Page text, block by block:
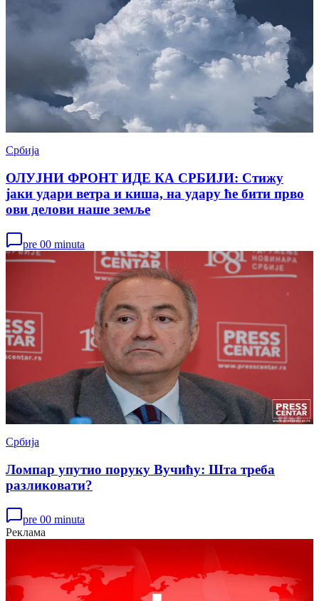
Србија
ОЛУЈНИ ФРОНТ ИДЕ КА СРБИЈИ: Стижу
јаки удари ветра и киша, на удару ће бити прво
ови делови наше земље
pre 00 minuta
Србија
Ломпар упутио поруку Вучићу: Шта треба
разликовати?
pre 00 minuta
Реклама